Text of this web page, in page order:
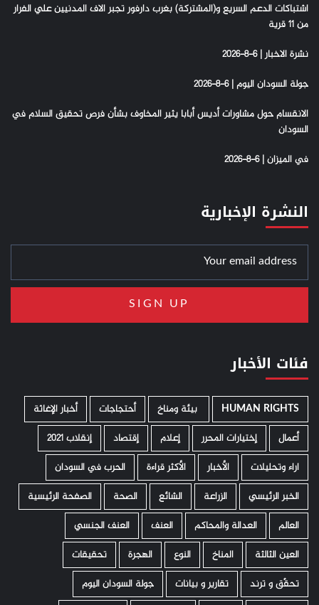
اشتباكات الدعم السريع و(المشتركة) بغرب دارفور تجبر الاف المدنيين علي الفرار
من 11 قرية
نشرة الاخبار | 6-8-2026
جولة السودان اليوم | 6-8-2026
الانقسام حول مشاورات أديس أبابا يثير المخاوف بشأن فرص تحقيق السلام في
السودان
في الميزان | 6-8-2026
النشرة الإخبارية
فئات الأخبار
HUMAN RIGHTS ­ بيئة ومناخ أحتجاجات
أخبار الإغاثة
أعمال
إختيارات المحرر إعلام إقتصاد
إنقلاب 2021
اراء وتحليلات
الأخبار الأكثر قراءة
الحرب في السودان
الخبر الرئيسي
الزراعة الشائع الصحة
الصفحة الرئيسية
العالم
العدالة والمحاكم العنف
العنف الجنسي
العين الثالثة
المناخ النوع الهجرة
تحقيقات
تحقّق و ترند
تقارير و بيانات جولة السودان اليوم